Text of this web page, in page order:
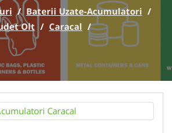
/ Baterii Uzate-Acumulatori /
Olt / Caracal /